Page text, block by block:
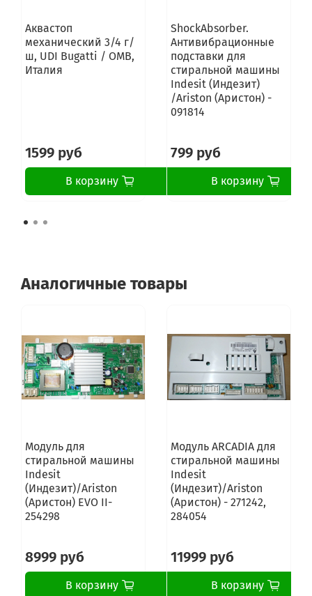
Аквастоп
механический 3/4 г/
ш, UDI Bugatti / OMB,
Италия
1599 руб
В корзину
ShockAbsorber.
Антивибрационные
подставки для
стиральной машины
Indesit (Индезит)
/Ariston (Аристон) -
091814
799 руб
В корзину
Аналогичные товары
Модуль для
стиральной машины
Indesit
(Индезит)/Ariston
(Аристон) EVO II-
254298
8999 руб
В корзину
Модуль ARCADIA для
стиральной машины
Indesit
(Индезит)/Ariston
(Аристон) - 271242,
284054
11999 руб
В корзину